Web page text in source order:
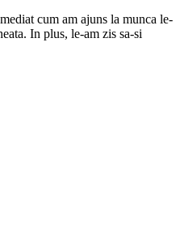
cum am ajuns la munca le-
In plus, le-am zis sa-si